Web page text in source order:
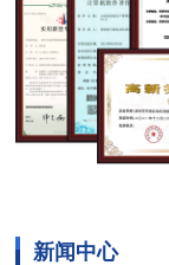
新闻中心